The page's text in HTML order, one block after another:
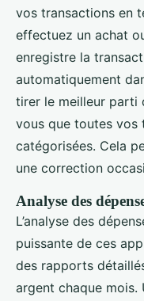
vos transactions en
effectuez un achat
enregistre la
automatiquement
tirer le meilleur parti
vous que toutes vos
catégorisées. Cela
une correction
Analyse des
L’analyse des
puissante de ces
des rapports
argent chaque